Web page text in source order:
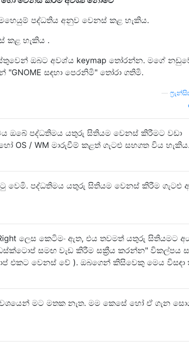
පද්ධතිය අනුව වෙනස් කළ හැකිය.
කළ හැකිය .
ඔබට අවශ්ය keymap තෝරන්න. මගේ
"GNOME සඳහා පෙරනිමි" තෝරා ගතිමි.
ඔබේ පද්ධතිමය යතුරු සිතියම වෙනස් කිරීමට වඩා
OS / WM මාරුවීම් කළත් ගැටළු සහගත විය හැකිය.
වෙමි. පද්ධතිමය යතුරු සිතියම වෙනස් කිරීම ගැටළු
ලෙස කෙටිමං ඇත, එය තවමත් යතුරු සිතියමට
සමඟ වැඩ කිරීම සක්‍රීය කරන්න" විකල්පය
වෙනස් වේ ). ඔබගෙන් කිසිවෙකු මෙය විසඳා
මට මතක නැත. මම කෙසේ හෝ ඒ ගැන